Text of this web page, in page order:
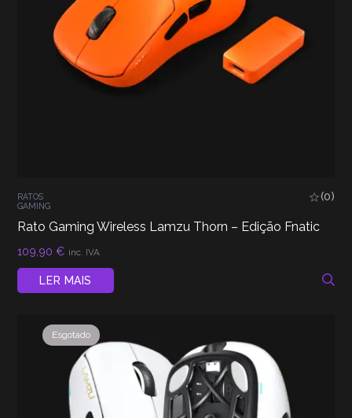
RATOS
GAMING
(0)
Rato Gaming Wireless Lamzu Thorn – Edição Fnatic
109,90€ inc. IVA
LER MAIS
Esgotado